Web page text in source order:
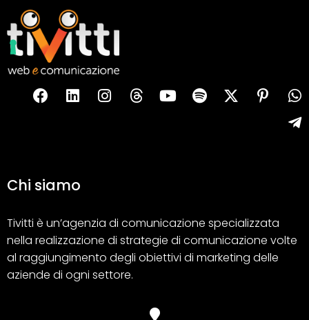
Chi siamo
Tivitti è un’agenzia di comunicazione specializzata
nella realizzazione di strategie di comunicazione volte
al raggiungimento degli obiettivi di marketing delle
aziende di ogni settore.